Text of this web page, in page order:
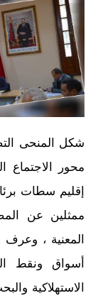
شكل المنحى
إقليم سطات
ممثلين عن
المعنية ،
أسواق ونقط
الاستهلاكية